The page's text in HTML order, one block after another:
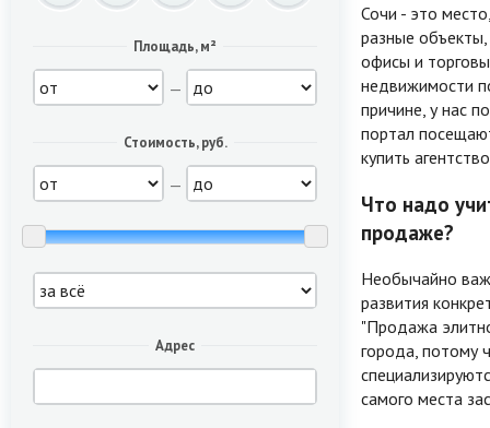
Площадь, м²
—
Стоимость, руб.
—
Адрес
Сочи - это
разные
офисы и
недвижимости
причине, у нас
портал
купить
Что надо
продаже?
Необычайно
развития
"Продажа
города, потому
самого места